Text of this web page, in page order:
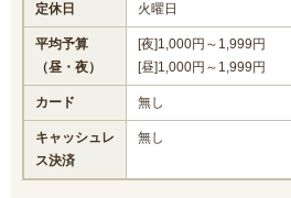
定休日 火曜日
平均予算
（昼・夜）
[夜]1,000円～1,999円
[昼]1,000円～1,999円
カード 無し
キャッシュレ
ス決済
無し